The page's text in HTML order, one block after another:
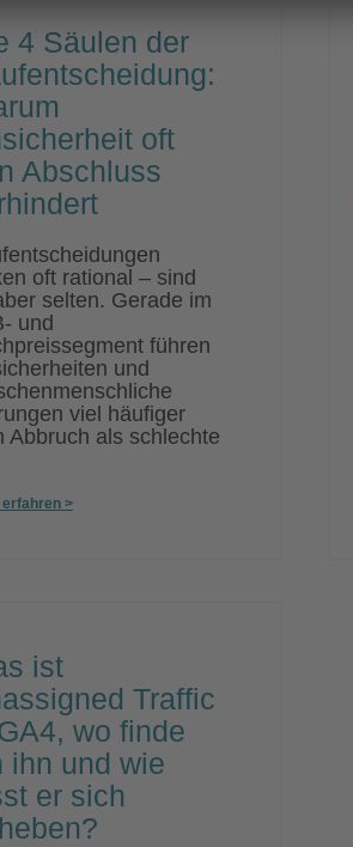
4 Säulen der
oft
Abschluss
oft rational – sind
selten. Gerade im
und
führen
und
viel häufiger
Abbruch als schlechte
erfahren >
ist
Traffic
wo finde
ihn und wie
er sich